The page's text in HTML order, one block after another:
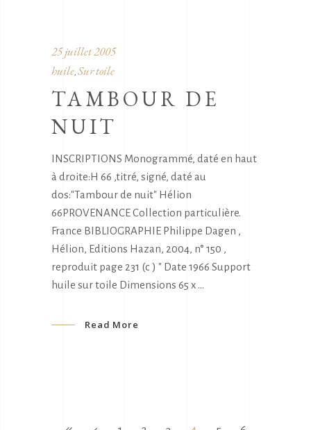
25 juillet 2005
huile, Sur toile
TAMBOUR DE
NUIT
INSCRIPTIONS Monogrammé, daté en haut
à droite:H 66 ,titré, signé, daté au
dos:"Tambour de nuit" Hélion
66PROVENANCE Collection particulière.
France BIBLIOGRAPHIE Philippe Dagen ,
Hélion, Editions Hazan, 2004, n° 150 ,
reproduit page 231 (c ) " Date 1966 Support
huile sur toile Dimensions 65 x
Read More